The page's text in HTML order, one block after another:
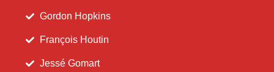
Gordon Hopkins
François Houtin
Jessé Gomart